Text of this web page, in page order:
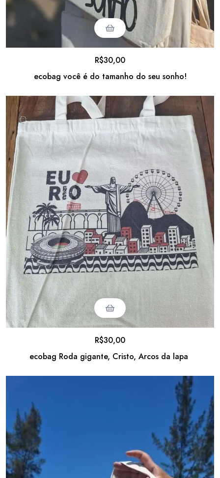
ecobag você é do tamanho do seu sonho!
R$30,00
ecobag Roda gigante, Cristo, Arcos da lapa
R$30,00